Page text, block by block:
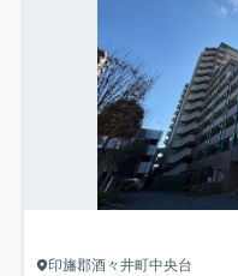
印旛郡酒々井町中央台